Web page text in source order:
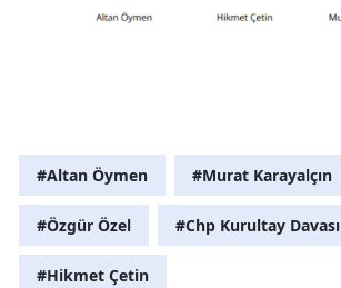
#Altan Öymen #Murat Karayalçın
#Özgür Özel #Chp Kurultay Davası
#Hikmet Çetin